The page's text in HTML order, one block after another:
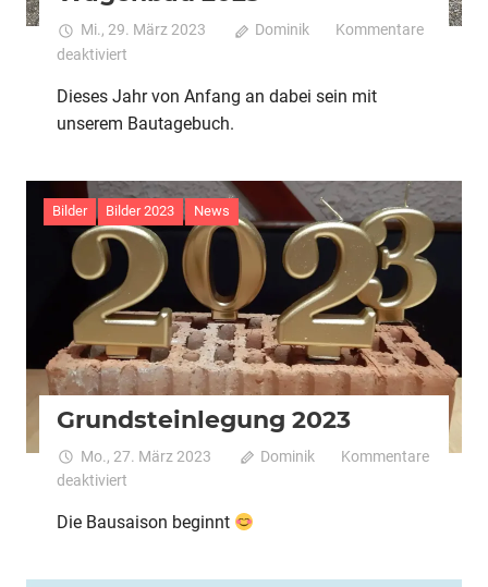
Mi., 29. März 2023 Dominik
Kommentare
deaktiviert
2023
Dieses Jahr von Anfang an dabei sein mit
unserem Bautagebuch.
Bilder Bilder 2023 News
Grundsteinlegung 2023
Mo., 27. März 2023 Dominik
Kommentare
deaktiviert
2023
Die Bausaison beginnt